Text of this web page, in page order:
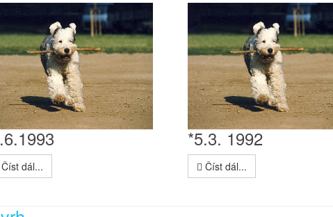
Číst dál...
*5.3. 1992
Číst dál...